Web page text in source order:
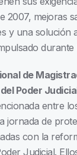
2007, mejoras
y una solución
durante
de
Poder
entre
jornada de
con la
Judicial.